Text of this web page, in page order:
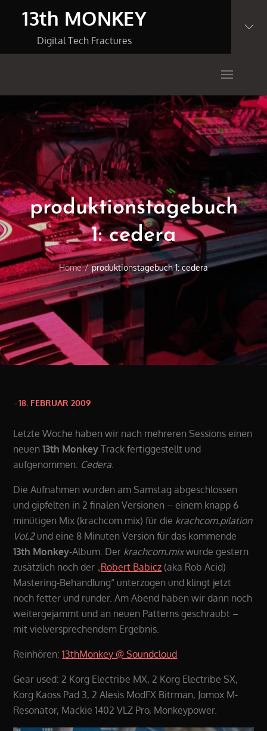
13th MONKEY
Digital Tech Fractures
produktionstagebuch
1: cedera
Home produktionstagebuch 1: cedera
Posted
18. FEBRUAR 2009
Letzte Woche haben wir nach mehreren Sessions einen
neuen13th Monkey Track fertiggestellt und
aufgenommen: Cedera
Die Aufnahmen wurden am Samstag abgeschlossen
und gipfelten in 2 finalen Versionen – einem knapp 6
minütigen Mix (krachcom.mix) für die krachcom.pilation
Vol.2und eine 8 Minuten Version für das kommende
13th Monkey-Album. Der krachcom.mixwurde gestern
zusätzlich noch der „Robert Babicz (aka Rob Acid)
Mastering-Behandlung“ unterzogen und klingt jetzt
noch fetter und runder. Am Abend haben wir dann noch
weitergejammt und an neuen Patterns geschraubt –
mit vielversprechendem Ergebnis.
Reinhören:13thMonkey @ Soundcloud
Gear used: 2 Korg Electribe MX, 2 Korg Electribe SX,
Korg Kaoss Pad 3, 2 Alesis ModFX Bitrman, Jomox M-
Resonator, Mackie 1402 VLZ Pro, Monkeypower.